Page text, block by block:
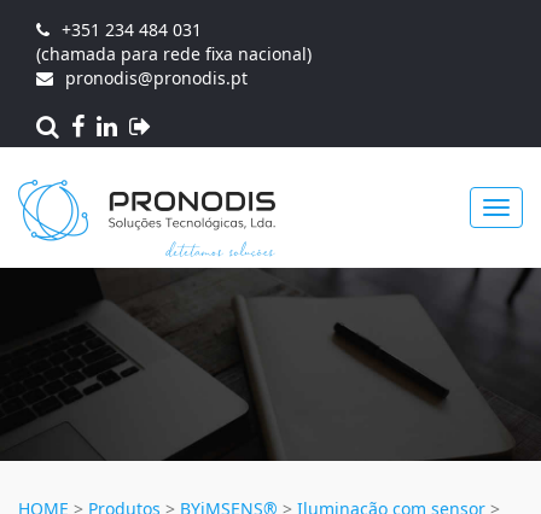
+351 234 484 031
(chamada para rede fixa nacional)
pronodis@pronodis.pt
HOME > Produtos > BYiMSENS® > Iluminação com sensor >